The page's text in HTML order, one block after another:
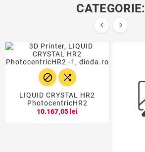
CATEGORIE:
 
 
LIQUID CRYSTAL HR2
PhotocentricHR2
10.167,05 lei